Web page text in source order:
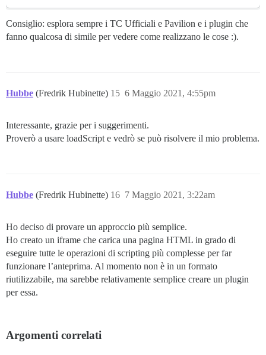
Consiglio: esplora sempre i TC Ufficiali e Pavilion e i plugin che
fanno qualcosa di simile per vedere come realizzano le cose :).
Hubbe (Fredrik Hubinette) 6 Maggio 2021, 4:55pm
15
Interessante, grazie per i suggerimenti.
Proverò a usare loadScript e vedrò se può risolvere il mio problema.
Hubbe (Fredrik Hubinette) 7 Maggio 2021, 3:22am
16
Ho deciso di provare un approccio più semplice.
Ho creato un iframe che carica una pagina HTML in grado di
eseguire tutte le operazioni di scripting più complesse per far
funzionare l’anteprima. Al momento non è in un formato
riutilizzabile, ma sarebbe relativamente semplice creare un plugin
per essa.
Argomenti correlati